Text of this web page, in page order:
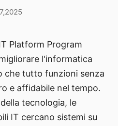
Platform Program
l'informatica
che tutto funzioni senza
e affidabile nel tempo.
tecnologia, le
IT cercano sistemi su